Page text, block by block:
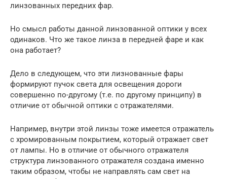
линзованных передних фар.
Но смысл работы данной линзованной оптики у всех
одинаков. Что же такое линза в передней фаре и как
она работает?
Дело в следующем, что эти лизнованные фары
формируют пучок света для освещения дороги
совершенно по-другому (т.е. по другому принципу) в
отличие от обычной оптики с отражателями.
Например, внутри этой линзы тоже имеется отражатель
с хромированным покрытием, который отражает свет
от лампы. Но в отличие от обычного отражателя
структура линзованного отражателя создана именно
таким образом, чтобы не направлять сам свет на